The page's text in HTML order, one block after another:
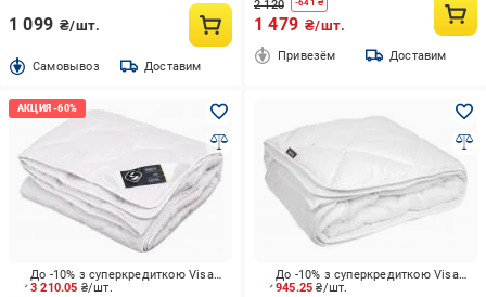
1 099 ₴/шт.
Cамовывоз Доставим
2 120 -641 ₴
1 479 ₴/шт.
Привезём Доставим
3 210.05 ₴/шт.
До -10% з суперкредиткою Visa Вигода
945.25₴/шт.
До -10% з суперкредиткою Visa Вигода